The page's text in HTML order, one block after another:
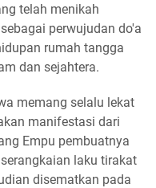
telah menikah
perwujudan do'a
rumah tangga
dan sejahtera.
memang selalu lekat
manifestasi dari
Empu pembuatnya
laku tirakat
disematkan pada